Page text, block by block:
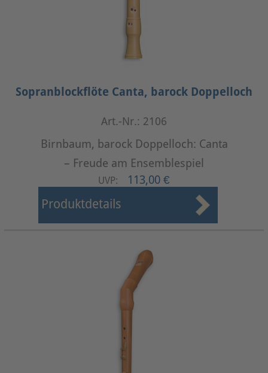
Sopranblockflöte Canta, barock Doppelloch
Art.-Nr.: 2106
Birnbaum, barock Doppelloch: Canta
– Freude am Ensemblespiel
UVP: 113,00 €
Produktdetails